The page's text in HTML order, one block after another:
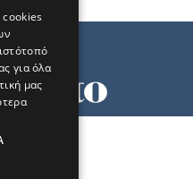
cookies
για όλα
μας